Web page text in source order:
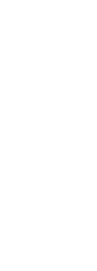
105J,
64